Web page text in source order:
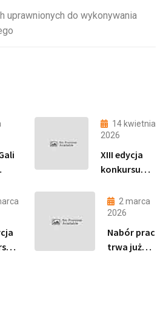
uprawnionych do wykonywania
14 kwietnia
2026
XIII edycja
konkursu
proste jak
drut”
została
objęta
Patronatem
2 marca
2026
Nabór prac
trwa już